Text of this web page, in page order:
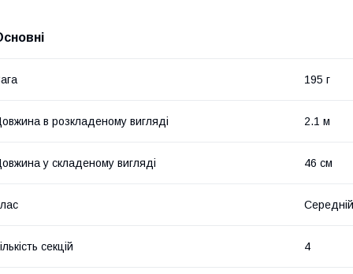
195 г
в розкладеному вигляді 2.1 м
у складеному вигляді 46 см
Середній
секцій 4